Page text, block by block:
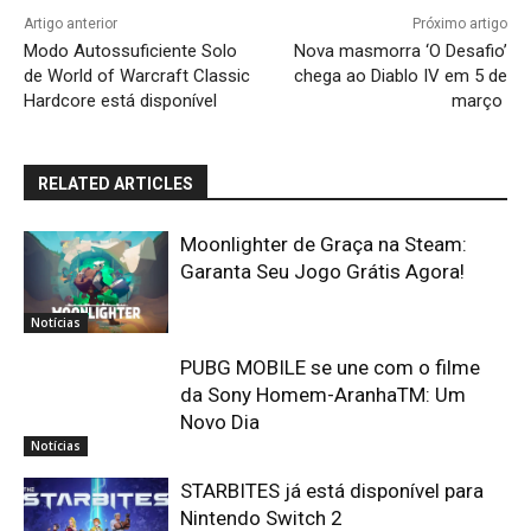
Artigo anterior
Modo Autossuficiente Solo
de World of Warcraft Classic
Hardcore está disponível
Próximo artigo
Nova masmorra ‘O Desafio’
chega ao Diablo IV em 5 de
março
RELATED ARTICLES
Notícias
Moonlighter de Graça na Steam:
Garanta Seu Jogo Grátis Agora!
Notícias
PUBG MOBILE se une com o filme
da Sony Homem-AranhaTM: Um
Novo Dia
STARBITES já está disponível para
Nintendo Switch 2